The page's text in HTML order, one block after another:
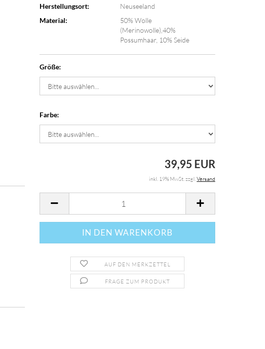
Herstellungsort:
Neuseeland
Material:
50% Wolle
(Merinowolle),40%
Possumhaar, 10% Seide
Größe:
Farbe:
39,95 EUR
inkl. 19% MwSt. zzgl.Versand
AUF DEN MERKZETTEL
FRAGE ZUM PRODUKT